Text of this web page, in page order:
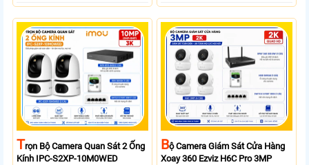
TRọn Bộ Camera Quan Sát 2 Ống
Kính IPC-S2XP-10M0WED
BỘ Camera Giám Sát Cửa Hàng
Xoay 360 Ezviz H6C Pro 3MP